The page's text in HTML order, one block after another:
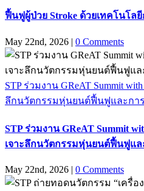
ฟื้นฟูผู้ป่วย Stroke ด้วยเทคโนโล
May 22nd, 2026 | 0 Comments
STP ร่วมงาน GReAT Summit
ลึกนวัตกรรมหุ่นยนต์ฟื้นฟูและกา
STP ร่วมงาน GReAT Summit
เจาะลึกนวัตกรรมหุ่นยนต์ฟื้นฟูแ
May 22nd, 2026 | 0 Comments